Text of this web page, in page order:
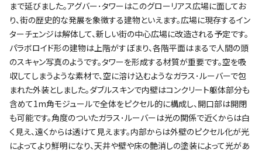
まで延びました。アグバー･タワーはこのグローリアス広場に面してお
り、街の歴史的な発展を象徴する建物といえます。広場に現存するイン
ターチェンジは解体して、新しい街の中心広場に改造される予定です。
パラボロイド形の建物は上階がすぼまり、各階平面はまるで人間の頭
のスキャン写真のようです。タワーを形成する材質が重要です。空を吸
収してしまうような素材で、空に溶け込むようなガラス･ルーバーで包
まれた外装としました。ダブルスキンで内壁はコンクリート躯体部分も
含めて1m角モジュールで全体をピクセル的に構成し、開口部は開閉
も可能です。角度のついたガラス･ルーバーは光の関係で近くからは白
く見え、遠くからは透けて見えます。内部からは外壁のピクセル化が光
によってより鮮明になり、天井や壁や床の艶消しの塗装によって光があ